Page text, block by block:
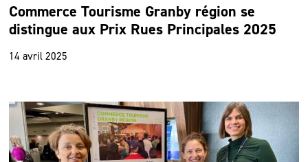
Commerce Tourisme Granby région se
distingue aux Prix Rues Principales 2025
14 avril 2025